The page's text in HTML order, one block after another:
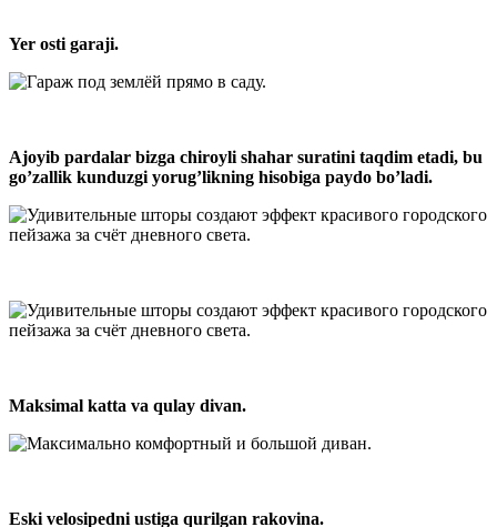
Yer osti garaji.
Ajoyib pardalar bizga chiroyli shahar suratini taqdim etadi, bu
go’zallik kunduzgi yorug’likning hisobiga paydo bo’ladi.
Maksimal katta va qulay divan.
Eski velosipedni ustiga qurilgan rakovina.